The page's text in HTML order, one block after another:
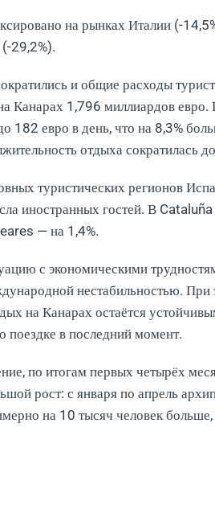
на рынках Италии (-
29,2%).
и общие расходы
Канарах 1,796 миллиардов евро.
182 евро в день, что на 8,3%
отдыха сократилась
туристических регионов
иностранных гостей. В
— на 1,4%.
с экономическими
нестабильностью. При
на Канарах остаётся
в последний момент.
по итогам первых четырёх
рост: с января по апрель
на 10 тысяч человек